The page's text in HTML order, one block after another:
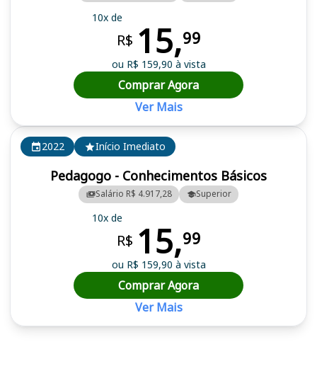
2022 Início Imediato
Pedagogo - Conhecimentos Básicos
Salário R$ 4.917,28 Superior
10x de
R$ 15,99
ou R$ 159,90 à vista
Comprar Agora
Ver Mais
10x de
R$ 15,99
ou R$ 159,90 à vista
Comprar Agora
Ver Mais